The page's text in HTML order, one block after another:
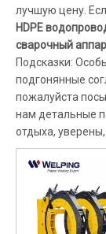
лучшую цену.
HDPE
сварочный
Подсказки:
подгонянные
пожалуйста
нам детальные
отдыха,